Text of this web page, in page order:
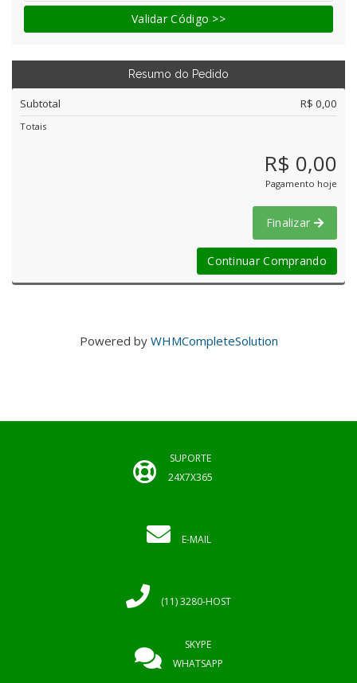
Validar Código >>
Resumo do Pedido
Subtotal R$ 0,00
Totais
R$ 0,00
Pagamento hoje
Finalizar
Continuar Comprando
Powered by WHMCompleteSolution
SUPORTE
24X7X365
E-MAIL
(11) 3280-HOST
SKYPE
WHATSAPP